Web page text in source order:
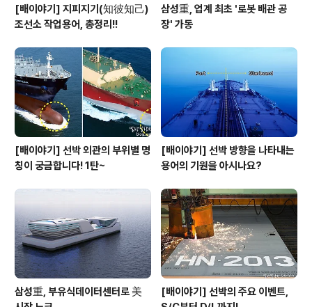
[배이야기] 지피지기(知彼知己)
조선소 작업용어, 총정리!!
삼성重, 업계 최초 '로봇 배관 공
장' 가동
[배이야기] 선박 외관의 부위별 명
칭이 궁금합니다! 1탄~
[배이야기] 선박 방향을 나타내는
용어의 기원을 아시나요?
삼성重, 부유식데이터센터로 美
[배이야기] 선박의 주요 이벤트,